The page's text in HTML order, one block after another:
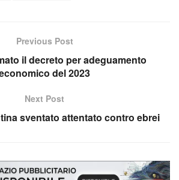
Previous Post
il decreto per adeguamento
del 2023
Next Post
sventato attentato contro ebrei